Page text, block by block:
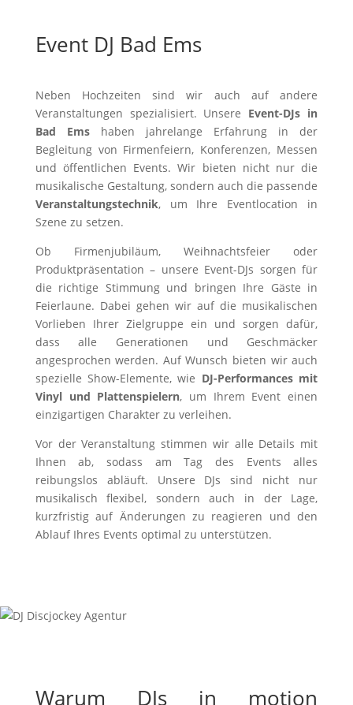
Event DJ Bad Ems
Neben Hochzeiten sind wir auch auf andere
Veranstaltungen spezialisiert. Unsere Event-DJs in
Bad Ems haben jahrelange Erfahrung in der
Begleitung von Firmenfeiern, Konferenzen, Messen
und öffentlichen Events. Wir bieten nicht nur die
musikalische Gestaltung, sondern auch die passende
Veranstaltungstechnik, um Ihre Eventlocation in
Szene zu setzen.
Ob Firmenjubiläum, Weihnachtsfeier oder
Produktpräsentation – unsere Event-DJs sorgen für
die richtige Stimmung und bringen Ihre Gäste in
Feierlaune. Dabei gehen wir auf die musikalischen
Vorlieben Ihrer Zielgruppe ein und sorgen dafür,
dass alle Generationen und Geschmäcker
angesprochen werden. Auf Wunsch bieten wir auch
spezielle Show-Elemente, wie DJ-Performances mit
Vinyl und Plattenspielern, um Ihrem Event einen
einzigartigen Charakter zu verleihen.
Vor der Veranstaltung stimmen wir alle Details mit
Ihnen ab, sodass am Tag des Events alles
reibungslos abläuft. Unsere DJs sind nicht nur
musikalisch flexibel, sondern auch in der Lage,
kurzfristig auf Änderungen zu reagieren und den
Ablauf Ihres Events optimal zu unterstützen.
Warum DJs in motion